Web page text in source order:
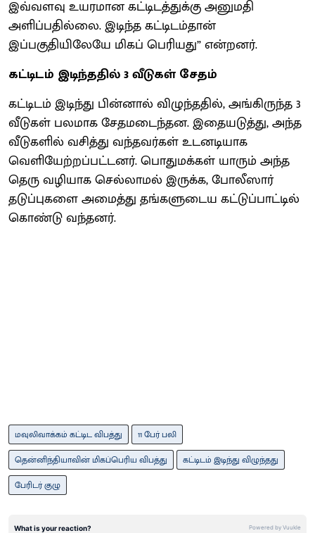
இவ்வளவு உயரமான கட்டிடத்துக்கு அனுமதி
அளிப்பதில்லை. இடிந்த கட்டிடம்தான்
இப்பகுதியிலேயே மிகப் பெரியது” என்றனர்.
கட்டிடம் இடிந்ததில் 3 வீடுகள் சேதம்
கட்டிடம் இடிந்து பின்னால் விழுந்ததில், அங்கிருந்த 3
வீடுகள் பலமாக சேதமடைந்தன. இதையடுத்து, அந்த
வீடுகளில் வசித்து வந்தவர்கள் உடனடியாக
வெளியேற்றப்பட்டனர். பொதுமக்கள் யாரும் அந்த
தெரு வழியாக செல்லாமல் இருக்க, போலீஸார்
தடுப்புகளை அமைத்து தங்களுடைய கட்டுப்பாட்டில்
கொண்டு வந்தனர்.
மவுலிவாக்கம் கட்டிட விபத்து
11 பேர் பலி
தென்னிந்தியாவின் மிகப்பெரிய விபத்து
கட்டிடம் இடிந்து விழுந்தது
பேரிடர் குழு